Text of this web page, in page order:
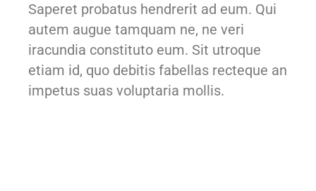
Saperet probatus hendrerit ad eum. Qui
autem augue tamquam ne, ne veri
iracundia constituto eum. Sit utroque
etiam id, quo debitis fabellas recteque an
impetus suas voluptaria mollis.